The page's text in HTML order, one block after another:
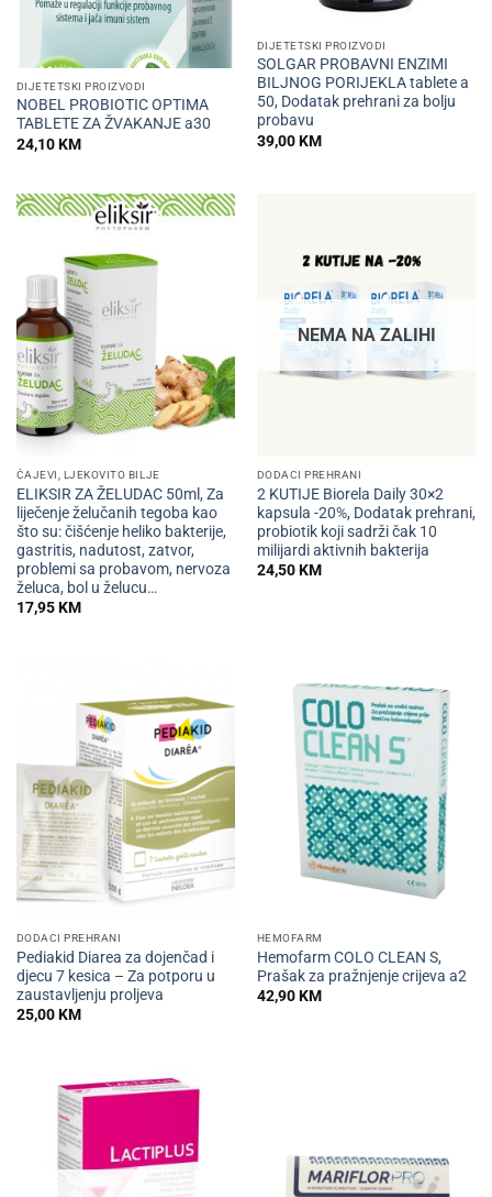
DIJETETSKI PROIZVODI
NOBEL PROBIOTIC OPTIMA
TABLETE ZA ŽVAKANJE a30
24,10KM
DIJETETSKI PROIZVODI
SOLGAR PROBAVNI ENZIMI
BILJNOG PORIJEKLA tablete a
50, Dodatak prehrani za bolju
probavu
39,00KM
ČAJEVI, LJEKOVITO BILJE
ELIKSIR ZA ŽELUDAC 50ml, Za
liječenje želučanih tegoba kao
što su: čišćenje heliko bakterije,
gastritis, nadutost, zatvor,
problemi sa probavom, nervoza
želuca, bol u želucu…
17,95KM
NEMA NA ZALIHI
DODACI PREHRANI
2 KUTIJE Biorela Daily 30×2
kapsula -20%, Dodatak prehrani,
probiotik koji sadrži čak 10
milijardi aktivnih bakterija
24,50KM
DODACI PREHRANI
Pediakid Diarea za dojenčad i
djecu 7 kesica – Za potporu u
zaustavljenju proljeva
25,00KM
HEMOFARM
Hemofarm COLO CLEAN S,
Prašak za pražnjenje crijeva a2
42,90KM